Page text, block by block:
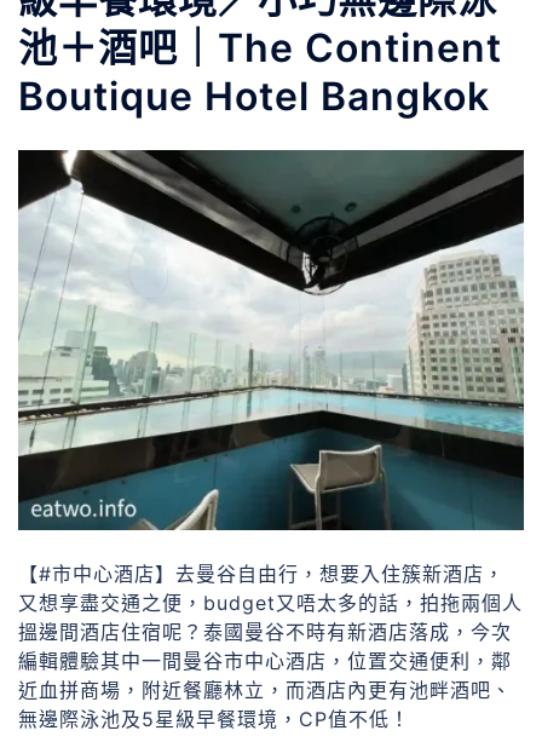
池＋酒吧｜The Continent
Boutique Hotel Bangkok
【#市中心酒店】去曼谷自由行，想要入住簇新酒店，
又想享盡交通之便，budget又唔太多的話，拍拖兩個人
搵邊間酒店住宿呢？泰國曼谷不時有新酒店落成，今次
編輯體驗其中一間曼谷市中心酒店，位置交通便利，鄰
近血拼商場，附近餐廳林立，而酒店內更有池畔酒吧、
無邊際泳池及5星級早餐環境，CP值不低！